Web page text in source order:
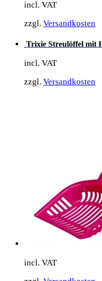
incl. VAT
zzgl. Versandkosten
Trixie Streulöffel mit
incl. VAT
zzgl. Versandkosten
incl. VAT